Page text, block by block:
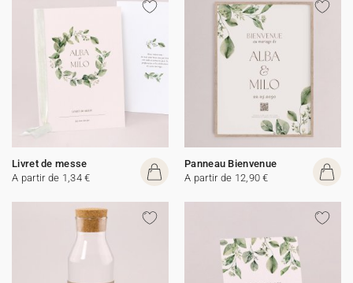
Livret de messe
A partir de 1,34 €
Panneau Bienvenue
A partir de 12,90 €